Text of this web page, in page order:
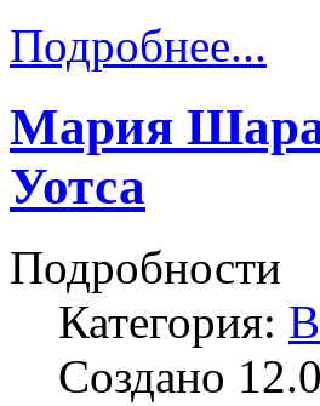
Подробнее...
Мария
Уотса
Подробности
Категория:
Создано